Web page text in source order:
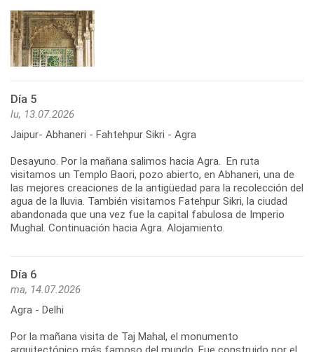
Día 5
lu, 13.07.2026
Jaipur- Abhaneri - Fahtehpur Sikri - Agra
Desayuno. Por la mañana salimos hacia Agra. En ruta
visitamos un Templo Baori, pozo abierto, en Abhaneri, una de
las mejores creaciones de la antigüedad para la recolección del
agua de la lluvia. También visitamos Fatehpur Sikri, la ciudad
abandonada que una vez fue la capital fabulosa de Imperio
Mughal. Continuación hacia Agra. Alojamiento.
Día 6
ma, 14.07.2026
Agra - Delhi
Por la mañana visita de Taj Mahal, el monumento